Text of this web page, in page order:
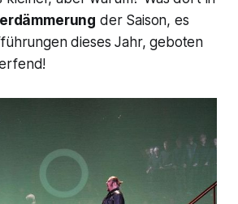
der Saison, es
dieses Jahr, geboten